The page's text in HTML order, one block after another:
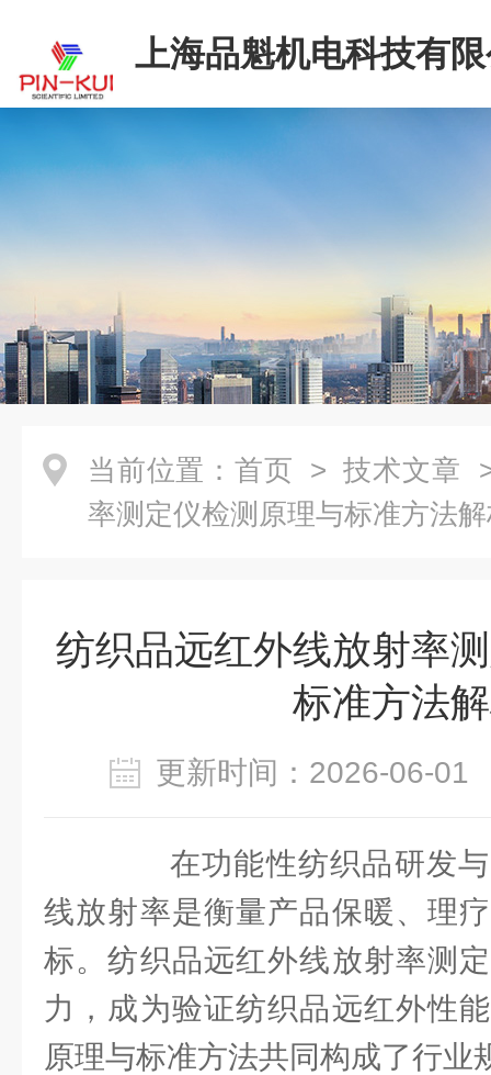
上海品魁机电科技有
当前位置： 首页 > 技术文章
率测定仪检测原理与标准方法
纺织品远红外线放射率
标准方法
更新时间：2026-06-
在功能性纺织品研发与
线放射率是衡量产品保暖、理
标。纺织品远红外线放射率测
力，成为验证纺织品远红外性
原理与标准方法共同构成了行业